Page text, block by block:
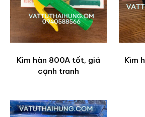
Kìm hàn 800A tốt, giá
cạnh tranh
Kìm